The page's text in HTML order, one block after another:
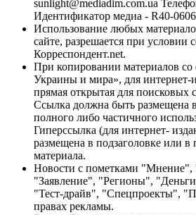
sunlight@mediadim.com.ua
Идентификатор медиа - R40-
Использование любых
сайте, разрешается при условии
Корреспондент.net.
При копировании материалов
Украины и мира», для интернет-
прямая открытая для поисковых
Ссылка должна быть размещена
полного либо частичного
Гиперссылка (для интернет-
размещена в подзаголовке или в
материала.
Новости с пометками "Мнение",
"Заявление", "Регионы",
"Тест-драйв", "Спецпроекты",
правах рекламы.